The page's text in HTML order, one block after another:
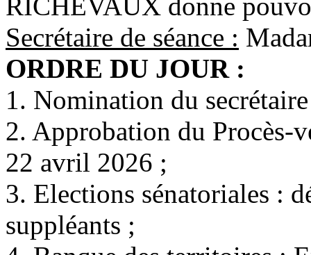
RICHEVAUX donne
Secrétaire de séance :
ORDRE DU JOUR :
1. Nomination du
2. Approbation du Procès-
22 avril 2026 ;
3. Elections sénatoriales :
suppléants ;